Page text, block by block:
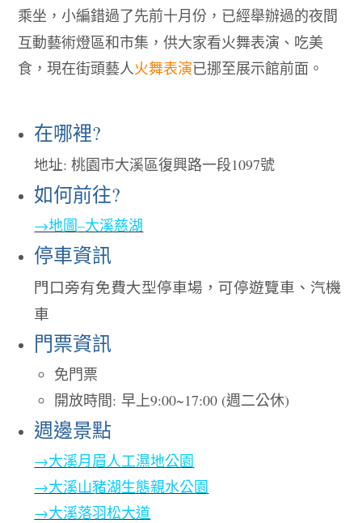
乘坐，小編錯過了先前十月份 ， 已經舉辦過的夜間
互動藝術燈區和市集，供大家看火舞表演、吃美
食，現在街頭藝人火舞表演已挪至展示館前面。
在哪裡?
地址:桃園市大溪區復興路一段1097號
如何前往?
→地圖–大溪慈湖
停車資訊
門口旁有免費大型停車場，可停遊覽車、汽機
車
門票資訊
免門票
開放時間:早上9:00~17:00 (週二公休)
週邊景點
→大溪月眉人工濕地公園
→大溪山豬湖生態親水公園
→大溪落羽松大道